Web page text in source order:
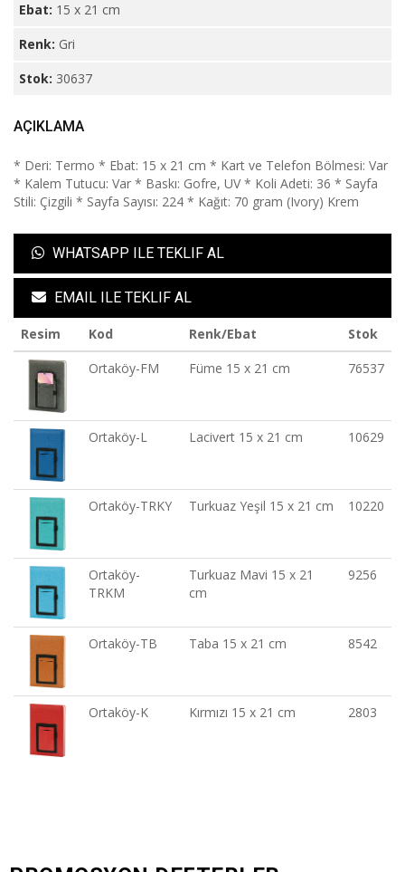
Ebat: 15 x 21 cm
Renk: Gri
Stok: 30637
AÇIKLAMA
* Deri: Termo * Ebat: 15 x 21 cm * Kart ve Telefon Bölmesi: Var
* Kalem Tutucu: Var * Baskı: Gofre, UV * Koli Adeti: 36 * Sayfa
Stili: Çizgili * Sayfa Sayısı: 224 * Kağıt: 70 gram (Ivory) Krem
WHATSAPP ILE TEKLIF AL
EMAIL ILE TEKLIF AL
Resim Kod Renk/Ebat
Stok
Ortaköy-FM
Füme 15 x 21 cm 76537
Ortaköy-L Lacivert 15 x 21 cm 10629
Ortaköy-TRKY Turkuaz Yeşil 15 x 21 cm 10220
Ortaköy-
TRKM
Turkuaz Mavi 15 x 21
cm
9256
Ortaköy-TB Taba 15 x 21 cm 8542
Ortaköy-K Kırmızı 15 x 21 cm 2803